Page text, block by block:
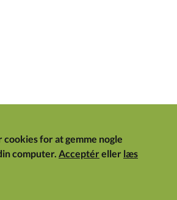
cookies for at gemme nogle
computer. Acceptéreller læs